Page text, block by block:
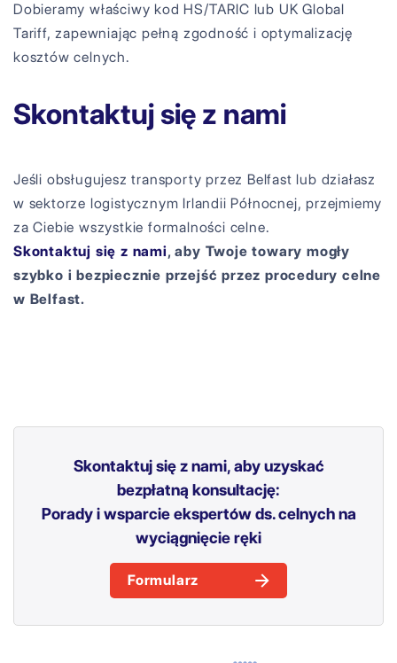
Dobieramy właściwy kod HS/TARIC lub UK Global
Tariff, zapewniając pełną zgodność i optymalizację
kosztów celnych.
Skontaktuj się z nami
Jeśli obsługujesz transporty przez Belfast lub działasz
w sektorze logistycznym Irlandii Północnej, przejmiemy
za Ciebie wszystkie formalności celne.
Skontaktuj się z nami, aby Twoje towary mogły
szybko i bezpiecznie przejść przez procedury celne
w Belfast.
Skontaktuj się z nami, aby uzyskać
bezpłatną konsultację:
Porady i wsparcie ekspertów ds. celnych na
wyciągnięcie ręki
Formularz